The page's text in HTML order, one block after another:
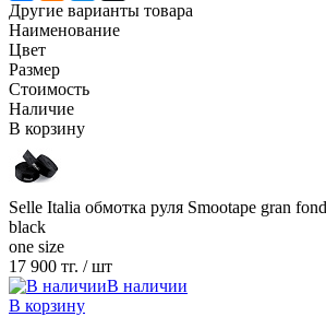
Другие варианты товара
Наименование
Цвет
Размер
Стоимость
Наличие
В корзину
Selle Italia обмотка руля Smootape gran
black
one size
17 900 тг. / шт
В наличии
В корзину